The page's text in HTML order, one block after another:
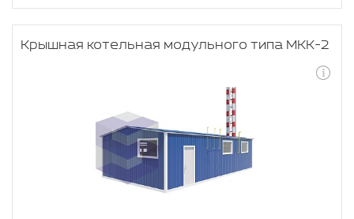
Крышная котельная модульного типа МКК-2